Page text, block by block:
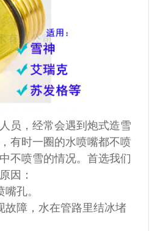
员，经常会遇到炮式造雪
有时一圈的水喷嘴都不喷
不喷雪的情况。首选我们
因：
孔。
故障，水在管路里结冰堵